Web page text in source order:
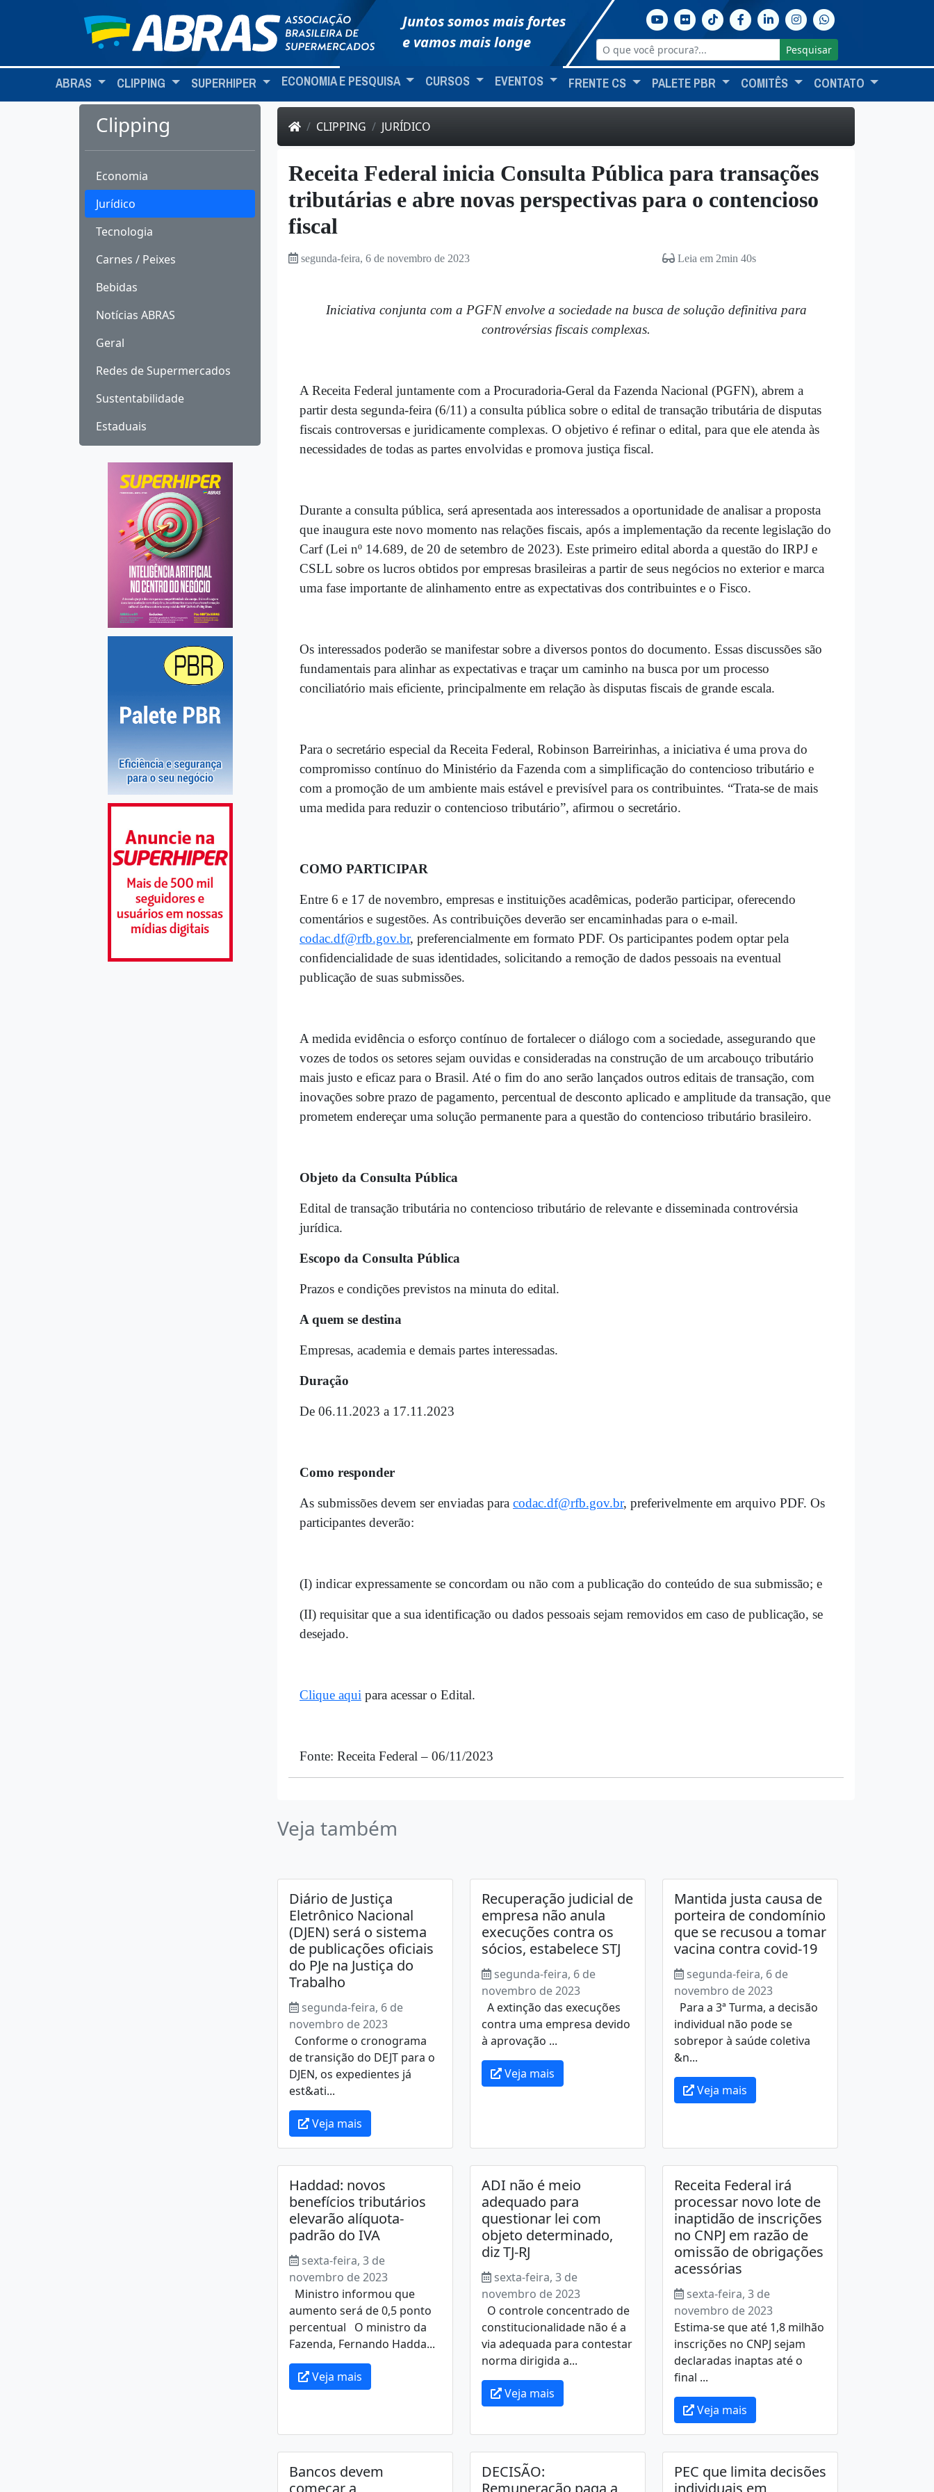
Juntos somos mais fortes
e vamos mais longe
Pesquisar
ABRAS CLIPPING SUPERHIPER ECONOMIA E PESQUISA CURSOS EVENTOS FRENTE CS PALETE PBR COMITÊS CONTATO
Clipping
Economia
Jurídico
Tecnologia
Carnes / Peixes
Bebidas
Notícias ABRAS
Geral
Redes de Supermercados
Sustentabilidade
Estaduais
CLIPPING JURÍDICO
Receita Federal inicia Consulta Pública para transações
tributárias e abre novas perspectivas para o contencioso
fiscal
segunda-feira, 6 de novembro de 2023 Leia em 2min 40s
Iniciativa conjunta com a PGFN envolve a sociedade na busca de solução definitiva para
controvérsias fiscais complexas.
A Receita Federal juntamente com a Procuradoria-Geral da Fazenda Nacional (PGFN), abrem a
partir desta segunda-feira (6/11) a consulta pública sobre o edital de transação tributária de disputas
fiscais controversas e juridicamente complexas. O objetivo é refinar o edital, para que ele atenda às
necessidades de todas as partes envolvidas e promova justiça fiscal.
Durante a consulta pública, será apresentada aos interessados a oportunidade de analisar a proposta
que inaugura este novo momento nas relações fiscais, após a implementação da recente legislação do
Carf (Lei nº 14.689, de 20 de setembro de 2023). Este primeiro edital aborda a questão do IRPJ e
CSLL sobre os lucros obtidos por empresas brasileiras a partir de seus negócios no exterior e marca
uma fase importante de alinhamento entre as expectativas dos contribuintes e o Fisco.
Os interessados poderão se manifestar sobre a diversos pontos do documento. Essas discussões são
fundamentais para alinhar as expectativas e traçar um caminho na busca por um processo
conciliatório mais eficiente, principalmente em relação às disputas fiscais de grande escala.
Para o secretário especial da Receita Federal, Robinson Barreirinhas, a iniciativa é uma prova do
compromisso contínuo do Ministério da Fazenda com a simplificação do contencioso tributário e
com a promoção de um ambiente mais estável e previsível para os contribuintes. “Trata-se de mais
uma medida para reduzir o contencioso tributário”, afirmou o secretário.
COMO PARTICIPAR
Entre 6 e 17 de novembro, empresas e instituições acadêmicas, poderão participar, oferecendo
comentários e sugestões. As contribuições deverão ser encaminhadas para o e-mail.
codac.df@rfb.gov.br, preferencialmente em formato PDF. Os participantes podem optar pela
confidencialidade de suas identidades, solicitando a remoção de dados pessoais na eventual
publicação de suas submissões.
A medida evidência o esforço contínuo de fortalecer o diálogo com a sociedade, assegurando que
vozes de todos os setores sejam ouvidas e consideradas na construção de um arcabouço tributário
mais justo e eficaz para o Brasil. Até o fim do ano serão lançados outros editais de transação, com
inovações sobre prazo de pagamento, percentual de desconto aplicado e amplitude da transação, que
prometem endereçar uma solução permanente para a questão do contencioso tributário brasileiro.
Objeto da Consulta Pública
Edital de transação tributária no contencioso tributário de relevante e disseminada controvérsia
jurídica.
Escopo da Consulta Pública
Prazos e condições previstos na minuta do edital.
A quem se destina
Empresas, academia e demais partes interessadas.
Duração
De 06.11.2023 a 17.11.2023
Como responder
As submissões devem ser enviadas para codac.df@rfb.gov.br, preferivelmente em arquivo PDF. Os
participantes deverão:
(I) indicar expressamente se concordam ou não com a publicação do conteúdo de sua submissão; e
(II) requisitar que a sua identificação ou dados pessoais sejam removidos em caso de publicação, se
desejado.
Clique aqui para acessar o Edital.
Fonte: Receita Federal – 06/11/2023
Veja também
Diário de Justiça
Eletrônico Nacional
(DJEN) será o sistema
de publicações oficiais
do PJe na Justiça do
Trabalho
segunda-feira, 6 de
novembro de 2023
Conforme o cronograma
de transição do DEJT para o
DJEN, os expedientes já
est&ati...
Veja mais
Recuperação judicial de
empresa não anula
execuções contra os
sócios, estabelece STJ
segunda-feira, 6 de
novembro de 2023
A extinção das execuções
contra uma empresa devido
à aprovação ...
Veja mais
Mantida justa causa de
porteira de condomínio
que se recusou a tomar
vacina contra covid-19
segunda-feira, 6 de
novembro de 2023
Para a 3ª Turma, a decisão
individual não pode se
sobrepor à saúde coletiva
&n...
Veja mais
Haddad: novos
benefícios tributários
elevarão alíquota-
padrão do IVA
sexta-feira, 3 de
novembro de 2023
Ministro informou que
aumento será de 0,5 ponto
percentual O ministro da
Fazenda, Fernando Hadda...
Veja mais
ADI não é meio
adequado para
questionar lei com
objeto determinado,
diz TJ-RJ
sexta-feira, 3 de
novembro de 2023
O controle concentrado de
constitucionalidade não é a
via adequada para contestar
norma dirigida a...
Veja mais
Receita Federal irá
processar novo lote de
inaptidão de inscrições
no CNPJ em razão de
omissão de obrigações
acessórias
sexta-feira, 3 de
novembro de 2023
Estima-se que até 1,8 milhão
inscrições no CNPJ sejam
declaradas inaptas até o
final ...
Veja mais
Bancos devem
começar a
DECISÃO:
Remuneração paga a
PEC que limita decisões
individuais em